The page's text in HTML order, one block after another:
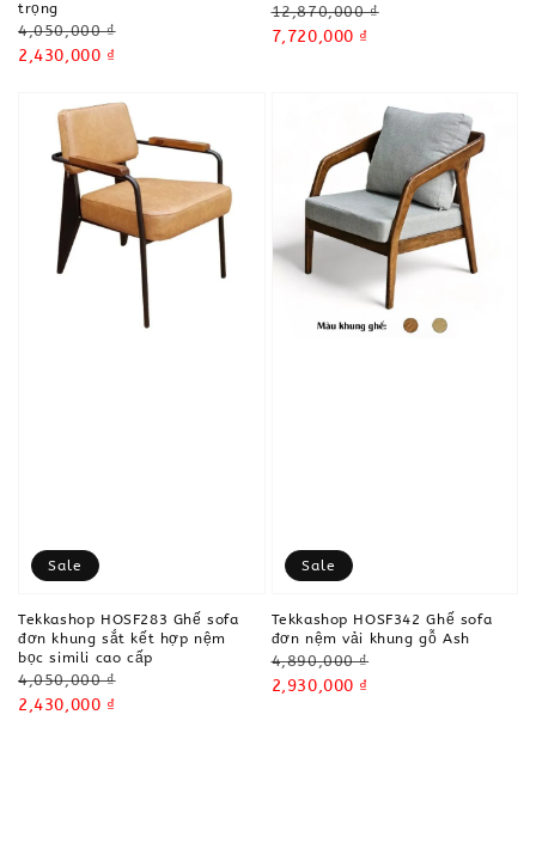
trọng
Regular
price
4,050,000 ₫
Sale
2,430,000 ₫
Regular
price
12,870,000 ₫
Sale
7,720,000 ₫
Sale
Tekkashop HOSF283 Ghế sofa
đơn khung sắt kết hợp nệm
bọc simili cao cấp
Regular
price
4,050,000 ₫
Sale
2,430,000 ₫
Sale
Tekkashop HOSF342 Ghế sofa
đơn nệm vải khung gỗ Ash
Regular
price
4,890,000 ₫
Sale
2,930,000 ₫